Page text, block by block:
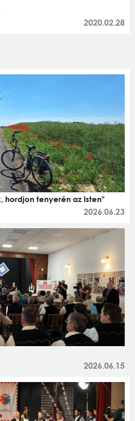
2020.02.28
hordjon tenyerén az Isten"
2026.06.23
2026.06.15